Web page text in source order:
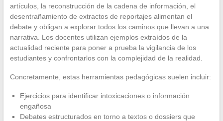
artículos, la reconstrucción de la cadena de información, el
desentrañamiento de extractos de reportajes alimentan el
debate y obligan a explorar todos los caminos que llevan a una
narrativa. Los docentes utilizan ejemplos extraídos de la
actualidad reciente para poner a prueba la vigilancia de los
estudiantes y confrontarlos con la complejidad de la realidad.
Concretamente, estas herramientas pedagógicas suelen incluir:
Ejercicios para identificar intoxicaciones o información
engañosa
Debates estructurados en torno a textos o dossiers que